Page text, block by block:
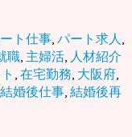
ト仕事, パート求人,
職, 主婦活, 人材紹介
, 在宅勤務, 大阪府,
結婚後仕事, 結婚後再